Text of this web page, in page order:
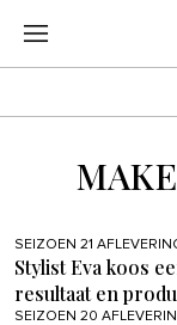
SEIZOEN 21
Stylist Eva koos
resultaat en
SEIZOEN 20